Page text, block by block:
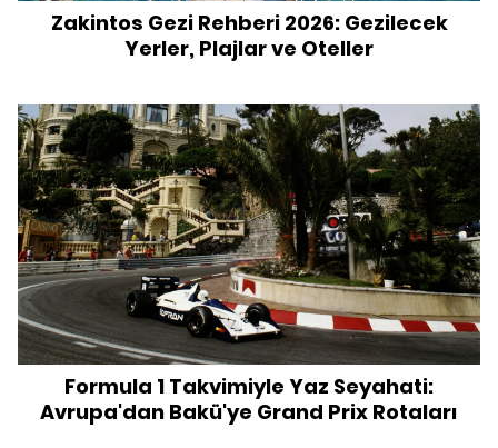
Zakintos Gezi Rehberi 2026: Gezilecek
Yerler, Plajlar ve Oteller
Formula 1 Takvimiyle Yaz Seyahati:
Avrupa'dan Bakü'ye Grand Prix Rotaları